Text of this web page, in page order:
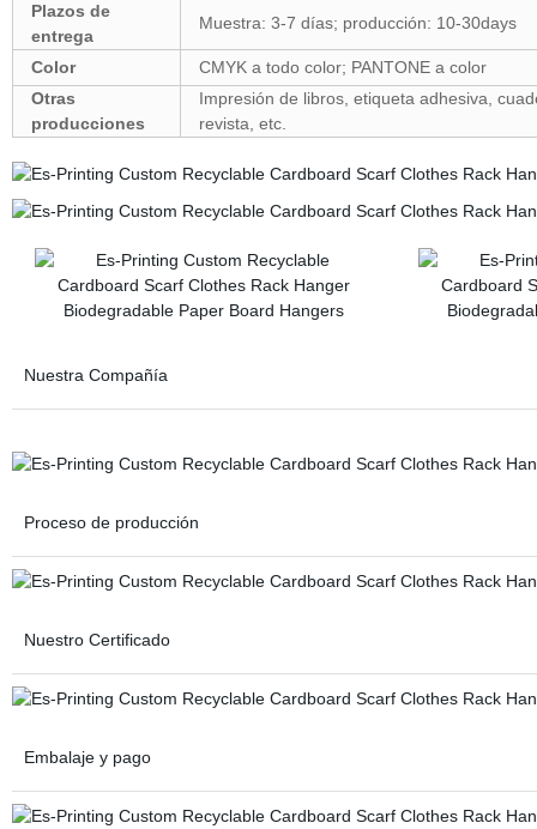
Plazos de
entrega
Muestra: 3-7 días; producción: 10-30days
Color
CMYK a todo color; PANTONE a color
Otras
producciones
Impresión de libros, etiqueta adhesiva,
revista, etc.
Nuestra Compañía
Proceso de producción
Nuestro Certificado
Embalaje y pago